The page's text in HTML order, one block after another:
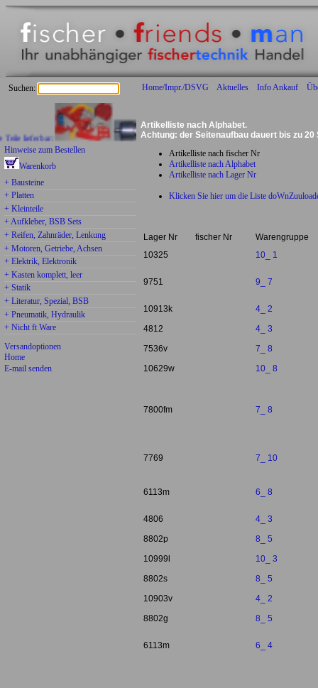
Home/Impr./DSVG Aktuelles Info Ankauf
Suchen:
lieferbar:
Hinweise zum Bestellen
Warenkorb
+ Bausteine
+ Platten
+ Kleinteile
+ Aufkleber, BSB Sets
+ Reifen, Zahnräder, Lenkung
+ Motoren, Getriebe, Achsen
+ Elektrik, Elektronik
+ Kasten komplett, leer
+ Statik
+ Literatur, Spezial, BSB
+ Pneumatik, Hydraulik
+ Nicht ft Ware
Versandoptionen
Home
E-mail senden
Artikelliste nach Alphabet.
Achtung: der Seitenaufbau dauert bis zu 20
Artikelliste nach fischer Nr
Artikelliste nach Alphabet
Artikelliste nach Lager Nr
Klicken Sie hier um die Liste
Lager Nr fischer Nr
Warengruppe
10325
10_ 1
9751 9_ 7
10913k
4_ 2
4812
4_ 3
7536v
7_ 8
10629w
10_ 8
7800fm 7_ 8
7769 7_ 10
6113m 6_ 8
4806
4_ 3
8802p
8_ 5
10999l
10_ 3
8802s
8_ 5
10903v
4_ 2
8802g
8_ 5
6113m 6_ 4